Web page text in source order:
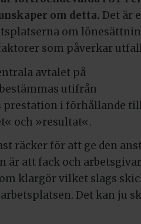
om detta. Det är
om
som påverkar
avtalet på
utifrån
prestation i förhållande
och »resultat«.
räcker för att ge den
är att fack och
klargör vilket slags
Det kan ju